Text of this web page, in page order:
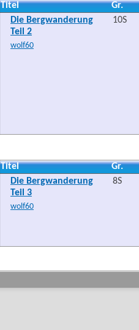
Titel Gr.
Die Bergwanderung
Teil 2
wolf60
10S
Titel Gr.
Die Bergwanderung
Teil 3
wolf60
8S